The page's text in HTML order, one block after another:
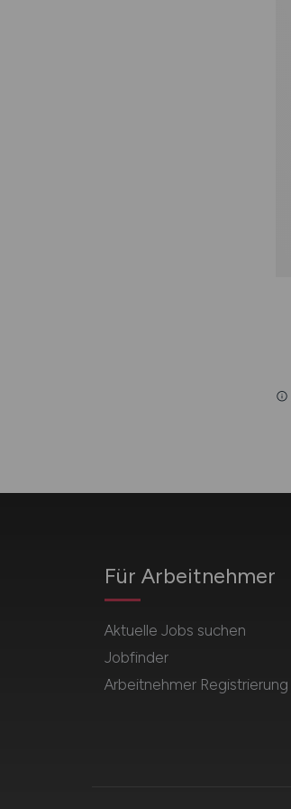
Für Arbeitnehmer
Aktuelle Jobs suchen
Jobfinder
Arbeitnehmer Registrierung